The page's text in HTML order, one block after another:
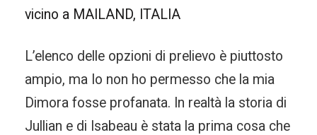
vicino a MAILAND, ITALIA
L’elenco delle opzioni di prelievo è piuttosto
ampio, ma Io non ho permesso che la mia
Dimora fosse profanata. In realtà la storia di
Jullian e di Isabeau è stata la prima cosa che